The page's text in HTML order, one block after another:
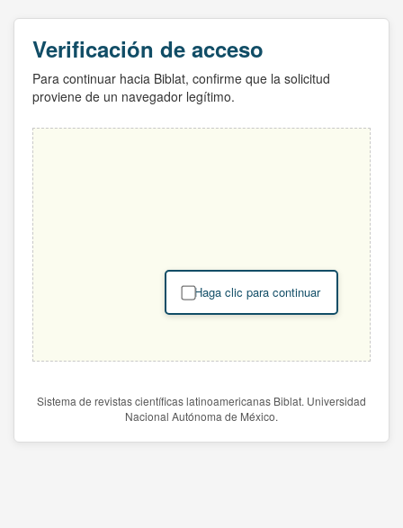
Verificación de acceso
Para continuar hacia Biblat, confirme que la solicitud
proviene de un navegador legítimo.
Haga clic para continuar
Sistema de revistas científicas latinoamericanas Biblat. Universidad
Nacional Autónoma de México.